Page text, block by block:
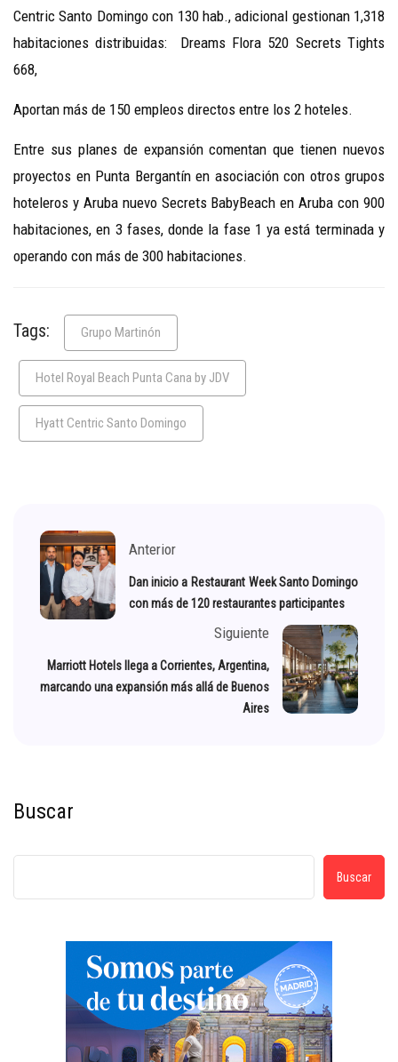
Centric Santo Domingo con 130 hab., adicional gestionan 1,318
habitaciones distribuidas: Dreams Flora 520 Secrets Tights
668,
Aportan más de 150 empleos directos entre los 2 hoteles.
Entre sus planes de expansión comentan que tienen nuevos
proyectos en Punta Bergantín en asociación con otros grupos
hoteleros y Aruba nuevo Secrets BabyBeach en Aruba con 900
habitaciones, en 3 fases, donde la fase 1 ya está terminada y
operando con más de 300 habitaciones.
Tags: Grupo Martinón
Hotel Royal Beach Punta Cana by JDV
Hyatt Centric Santo Domingo
Anterior
Dan inicio a Restaurant Week Santo Domingo
con más de 120 restaurantes participantes
Siguiente
Marriott Hotels llega a Corrientes, Argentina,
marcando una expansión más allá de Buenos
Aires
Buscar
Buscar